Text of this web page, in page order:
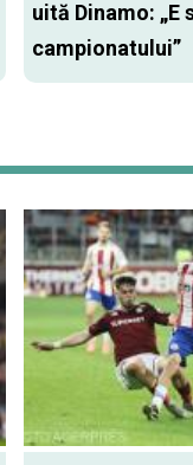
uită Dinamo: „E
campionatului”